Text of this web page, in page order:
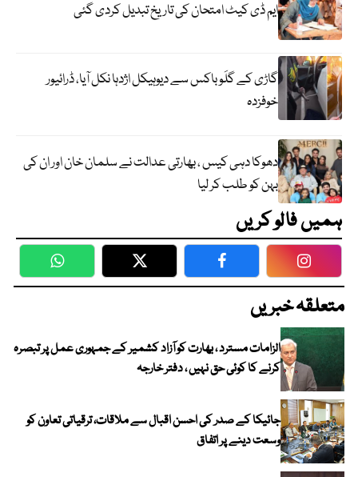
ایم ڈی کیٹ امتحان کی تاریخ تبدیل کردی گئی
گاڑی کے گلَو باکس سے دیوہیکل اژدہا نکل آیا، ڈرائیور
خوفزدہ
دھوکا دہی کیس ، بھارتی عدالت نے سلمان خان اور ان کی
بہن کو طلب کر لیا
ہمیں فالو کریں
WhatsApp Twitter Facebook
متعلقہ خبریں
الزامات مسترد ، بھارت کو آزاد کشمیر کے جمہوری عمل پر تبصرہ
کرنے کا کوئی حق نہیں ، دفتر خارجہ
جائیکا کے صدر کی احسن اقبال سے ملاقات، ترقیاتی تعاون کو
وسعت دینے پر اتفاق